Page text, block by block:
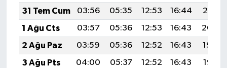
31 Tem Cum
03:56 05:35 12:53 16:44
20:01
1 Ağu Cts
03:57 05:36 12:53 16:43
20:00
2 Ağu Paz
03:59 05:36 12:52 16:43
19:59
3 Ağu Pts
04:00 05:37 12:52 16:43
19:58